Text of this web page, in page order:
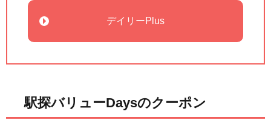
デイリーPlus
駅探バリューDaysのクーポン